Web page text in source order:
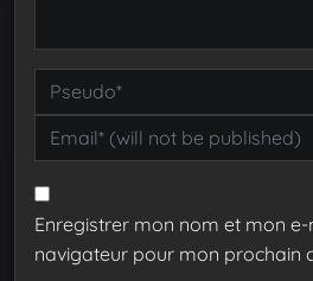
Enregistrer mon nom et mon
navigateur pour mon prochain